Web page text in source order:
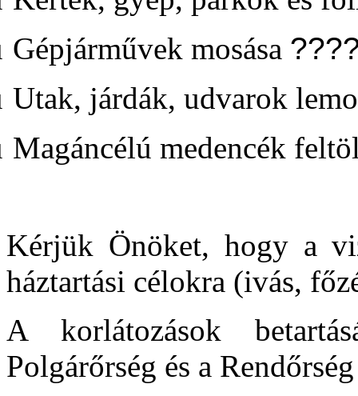
Gépjárművek mosása
Utak, járdák, udvarok
Magáncélú medencék
Kérjük Önöket, hogy a
háztartási célokra (ivás,
A korlátozások
Polgárőrség és a